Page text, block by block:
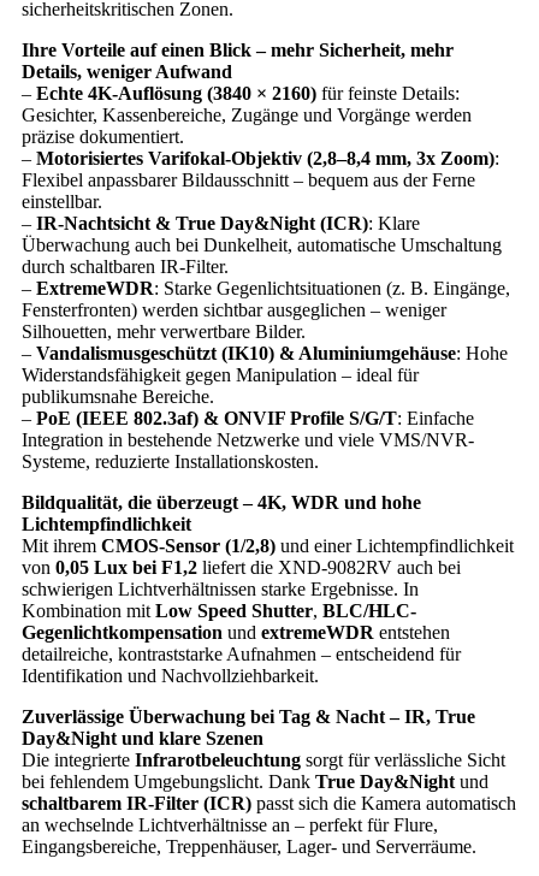
sicherheitskritischen Zonen.
Ihre Vorteile auf einen Blick – mehr Sicherheit, mehr
Details, weniger Aufwand
– Echte 4K-Auflösung (3840 × 2160) für feinste Details:
Gesichter, Kassenbereiche, Zugänge und Vorgänge werden
präzise dokumentiert.
– Motorisiertes Varifokal-Objektiv (2,8–8,4 mm, 3x Zoom):
Flexibel anpassbarer Bildausschnitt – bequem aus der Ferne
einstellbar.
– IR-Nachtsicht & True Day&Night (ICR): Klare
Überwachung auch bei Dunkelheit, automatische Umschaltung
durch schaltbaren IR-Filter.
– ExtremeWDR: Starke Gegenlichtsituationen (z. B. Eingänge,
Fensterfronten) werden sichtbar ausgeglichen – weniger
Silhouetten, mehr verwertbare Bilder.
– Vandalismusgeschützt (IK10) & Aluminiumgehäuse: Hohe
Widerstandsfähigkeit gegen Manipulation – ideal für
publikumsnahe Bereiche.
– PoE (IEEE 802.3af) & ONVIF Profile S/G/T: Einfache
Integration in bestehende Netzwerke und viele VMS/NVR-
Systeme, reduzierte Installationskosten.
Bildqualität, die überzeugt – 4K, WDR und hohe
Lichtempfindlichkeit
Mit ihrem CMOS-Sensor (1/2,8) und einer Lichtempfindlichkeit
von 0,05 Lux bei F1,2 liefert die XND-9082RV auch bei
schwierigen Lichtverhältnissen starke Ergebnisse. In
Kombination mitLow Speed Shutter, BLC/HLC-
Gegenlichtkompensation und extremeWDR entstehen
detailreiche, kontraststarke Aufnahmen – entscheidend für
Identifikation und Nachvollziehbarkeit.
Zuverlässige Überwachung bei Tag & Nacht – IR, True
Day&Night und klare Szenen
Die integrierte Infrarotbeleuchtung sorgt für verlässliche Sicht
bei fehlendem Umgebungslicht. Dank True Day&Nightund
schaltbarem IR-Filter (ICR) passt sich die Kamera automatisch
an wechselnde Lichtverhältnisse an – perfekt für Flure,
Eingangsbereiche, Treppenhäuser, Lager- und Serverräume.